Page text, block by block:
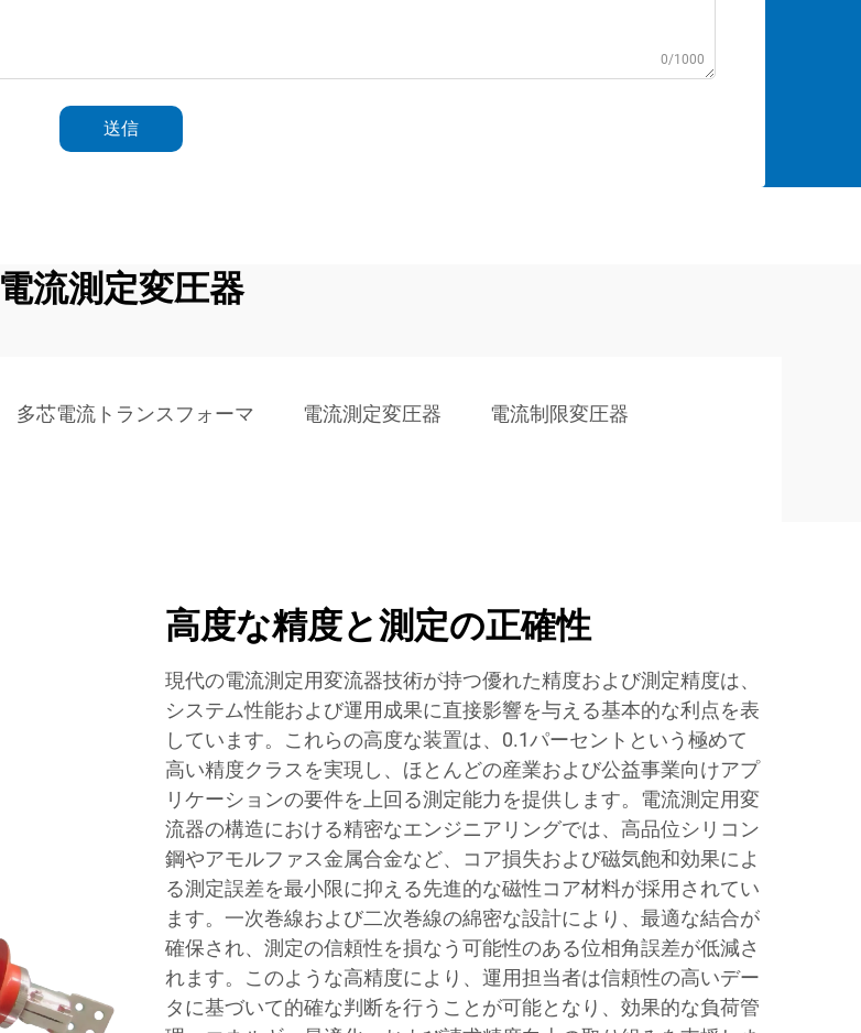
0/1000
送信
電流測定変圧器
多芯電流トランスフォーマ 電流測定変圧器 電流制限変圧器
高度な精度と測定の正確性
現代の電流測定用変流器技術が持つ優れた精度および測定精度は、
システム性能および運用成果に直接影響を与える基本的な利点を表
しています。これらの高度な装置は、0.1パーセントという極めて
高い精度クラスを実現し、ほとんどの産業および公益事業向けアプ
リケーションの要件を上回る測定能力を提供します。電流測定用変
流器の構造における精密なエンジニアリングでは、高品位シリコン
鋼やアモルファス金属合金など、コア損失および磁気飽和効果によ
る測定誤差を最小限に抑える先進的な磁性コア材料が採用されてい
ます。一次巻線および二次巻線の綿密な設計により、最適な結合が
確保され、測定の信頼性を損なう可能性のある位相角誤差が低減さ
れます。このような高精度により、運用担当者は信頼性の高いデー
タに基づいて的確な判断を行うことが可能となり、効果的な負荷管